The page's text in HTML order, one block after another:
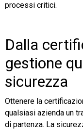
processi critici.
Dalla
gestione
sicurezza
Ottenere la
qualsiasi azienda un
di partenza. La